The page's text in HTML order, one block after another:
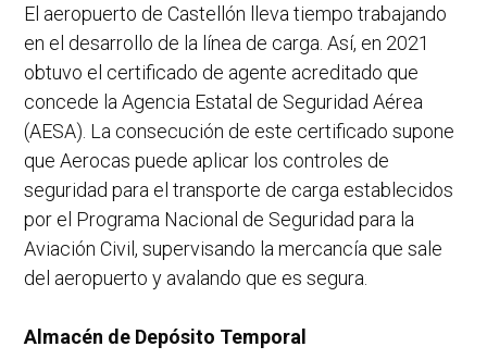
El aeropuerto de Castellón lleva tiempo trabajando
en el desarrollo de la línea de carga. Así, en 2021
obtuvo el certificado de agente acreditado que
concede la Agencia Estatal de Seguridad Aérea
(AESA). La consecución de este certificado supone
que Aerocas puede aplicar los controles de
seguridad para el transporte de carga establecidos
por el Programa Nacional de Seguridad para la
Aviación Civil, supervisando la mercancía que sale
del aeropuerto y avalando que es segura.
Almacén de Depósito Temporal